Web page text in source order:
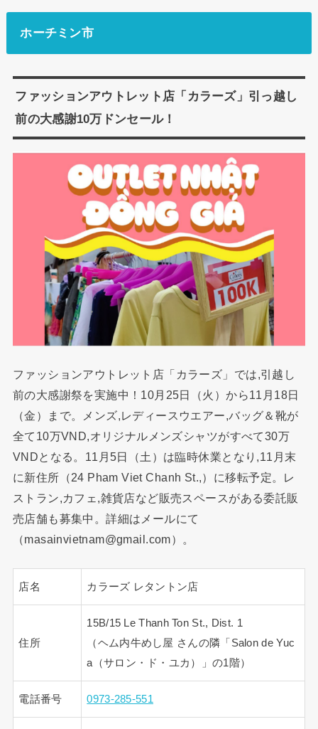
ホーチミン市
ファッションアウトレット店「カラーズ」引っ越し
前の大感謝10万ドンセール！
ファッションアウトレット店「カラーズ」では,引越し
前の大感謝祭を実施中！10月25日（火）から11月18日
（金）まで。メンズ,レディースウエアー,バッグ＆靴が
全て10万VND,オリジナルメンズシャツがすべて30万
VNDとなる。11月5日（土）は臨時休業となり,11月末
に新住所（24 Pham Viet Chanh St.,）に移転予定。レ
ストラン,カフェ,雑貨店など販売スペースがある委託販
売店舗も募集中。詳細はメールにて
（masainvietnam@gmail.com）。
店名 カラーズ レタントン店
住所
15B/15 Le Thanh Ton St., Dist. 1
（ヘム内牛めし屋 さんの隣「Salon de Yuc
a（サロン・ド・ユカ）」の1階）
電話番号 0973-285-551